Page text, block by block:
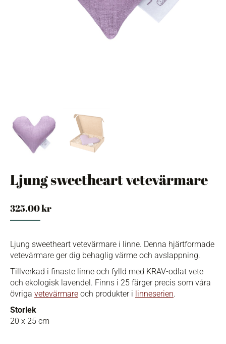
Ljung sweetheart vetevärmare
325.00kr
Ljung sweetheart vetevärmare i linne. Denna hjärtformade
vetevärmare ger dig behaglig värme och avslappning.
Tillverkad i finaste linne och fylld med KRAV-odlat vete
och ekologisk lavendel. Finns i 25 färger precis som våra
övriga vetevärmare och produkter i linneserien.
Storlek
20 x 25 cm